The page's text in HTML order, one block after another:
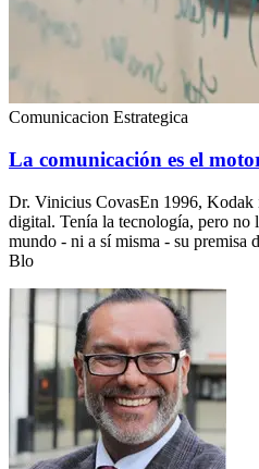
Comunicacion Estrategica
La comunicación es el
Dr. Vinicius CovasEn 1996, Kodak
digital. Tenía la tecnología, pero no
mundo - ni a sí misma - su premisa
Blo